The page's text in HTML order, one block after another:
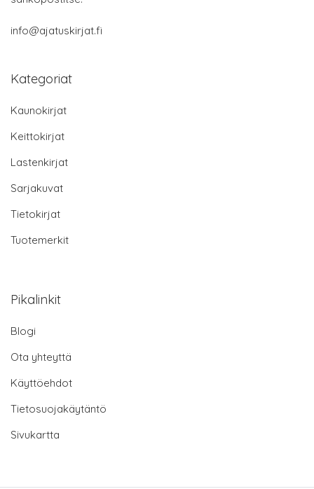
info@ajatuskirjat.fi
Kategoriat
Kaunokirjat
Keittokirjat
Lastenkirjat
Sarjakuvat
Tietokirjat
Tuotemerkit
Pikalinkit
Blogi
Ota yhteyttä
Käyttöehdot
Tietosuojakäytäntö
Sivukartta